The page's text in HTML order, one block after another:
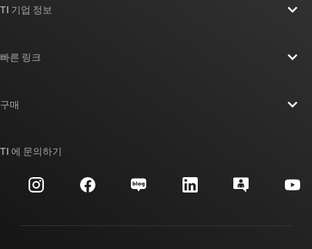
TI 기업 정보
투자 관계
제조
빠른 링크
대체품 검색
고객 지원 센터
구매
주문 FAQ
TI 에 문의하기